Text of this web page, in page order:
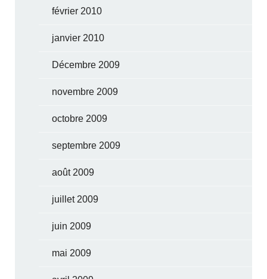
février 2010
janvier 2010
Décembre 2009
novembre 2009
octobre 2009
septembre 2009
août 2009
juillet 2009
juin 2009
mai 2009